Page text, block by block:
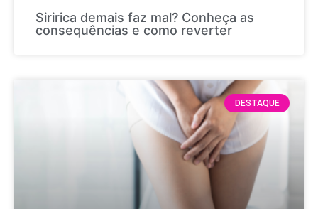
Siririca demais faz mal? Conheça as
consequências e como reverter
DESTAQUE